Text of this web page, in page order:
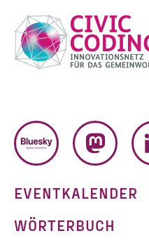
BLUESKYMASTODON
EVENTKALENDER
WÖRTERBUCH